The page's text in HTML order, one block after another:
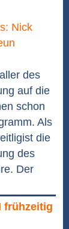
des
auf die
schon
Als
die
des
Der
frühzeitig